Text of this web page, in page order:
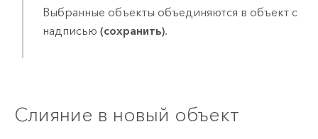
Выбранные объекты объединяются в объект с
надписью (сохранить).
Слияние в новый объект